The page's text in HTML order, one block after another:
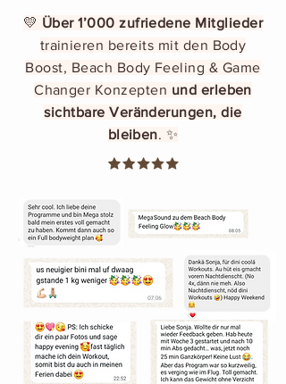
💛 Über 1’000 zufriedene Mitglieder
trainieren bereits mit den Body
Boost, Beach Body Feeling & Game
Changer Konzepten und erleben
sichtbare Veränderungen, die
bleiben. ✨